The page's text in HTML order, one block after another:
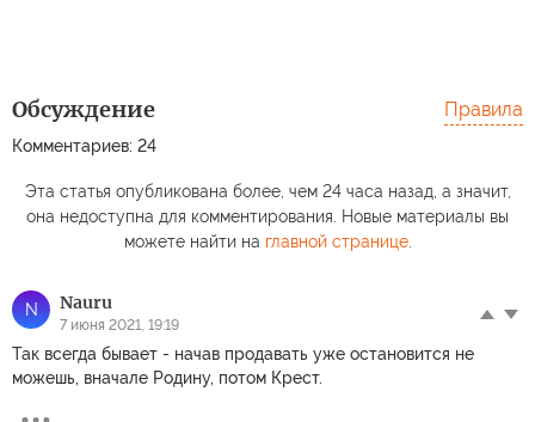
Обсуждение
Комментариев: 24
Правила
Эта статья опубликована более, чем 24 часа назад, а значит,
она недоступна для комментирования. Новые материалы вы
можете найти на главной странице.
N Nauru
7 июня 2021, 19:19
Так всегда бывает - начав продавать уже остановится не
можешь, вначале Родину, потом Крест.